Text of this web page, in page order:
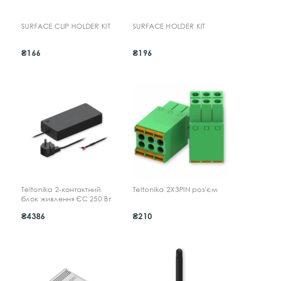
SURFACE CLIP HOLDER KIT
₴166
SURFACE HOLDER KIT
₴196
Teltonika 2-контактний
блок живлення ЄС 250 Вт
₴4386
Teltonika 2X3PIN роз'єм
₴210